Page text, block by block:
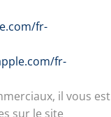
fr-
fr-
il vous est
sur le site